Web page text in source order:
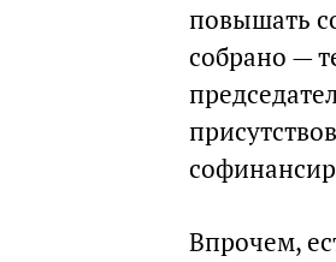
повышать
собрано —
Впрочем,